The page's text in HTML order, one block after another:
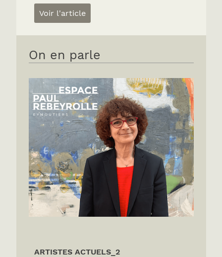
Voir l'article
On en parle
ARTISTES ACTUELS_2